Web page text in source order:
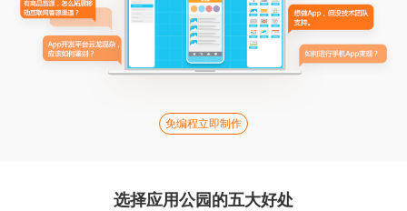
免编程立即制作
选择应用公园的五大好处